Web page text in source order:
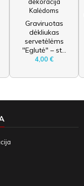
Graviruotas
dėkliukas
servetėlėms
"Eglutė" – st...
4,00 €